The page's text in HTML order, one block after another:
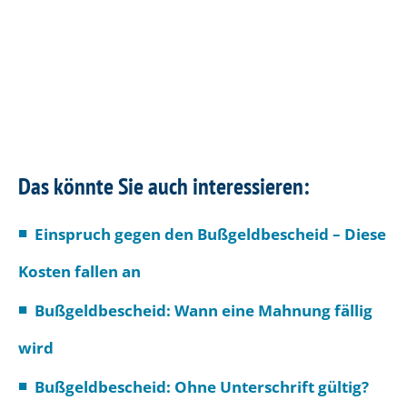
Das könnte Sie auch interessieren:
Einspruch gegen den Bußgeldbescheid – Diese
Kosten fallen an
Bußgeldbescheid: Wann eine Mahnung fällig
wird
Bußgeldbescheid: Ohne Unterschrift gültig?